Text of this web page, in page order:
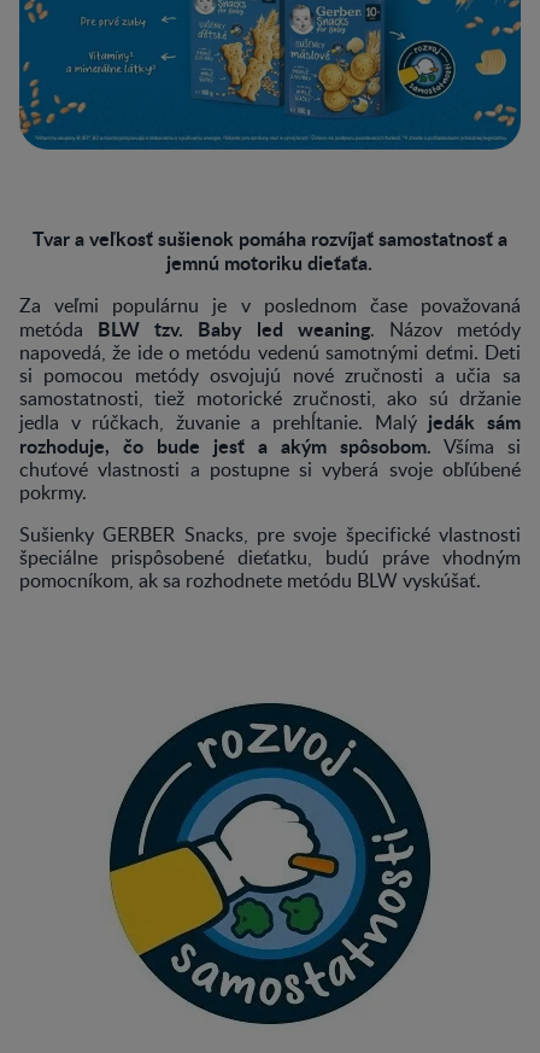
Tvar a veľkosť sušienok pomáha rozvíjať samostatnosť a
jemnú motoriku dieťaťa.
Za veľmi populárnu je v poslednom čase považovaná
metóda BLW tzv. Baby led weaning. Názov metódy
napovedá, že ide o metódu vedenú samotnými deťmi. Deti
si pomocou metódy osvojujú nové zručnosti a učia sa
samostatnosti, tiež motorické zručnosti, ako sú držanie
jedla v rúčkach, žuvanie a prehĺtanie. Malý jedák sám
rozhoduje, čo bude jesť a akým spôsobom. Všíma si
chuťové vlastnosti a postupne si vyberá svoje obľúbené
pokrmy.
Sušienky GERBER Snacks, pre svoje špecifické vlastnosti
špeciálne prispôsobené dieťatku, budú práve vhodným
pomocníkom, ak sa rozhodnete metódu BLW vyskúšať.